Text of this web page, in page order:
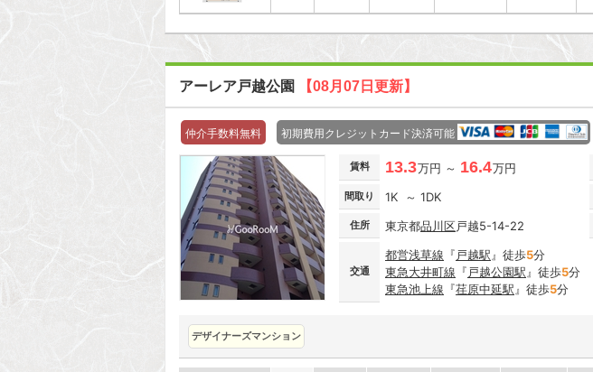
アーレア戸越公園 【08月07日更新】
仲介手数料無料 初期費用クレジットカード決済可能
賃料 13.3万円 ～ 16.4万円
間取り 1K ～ 1DK
住所 東京都品川区戸越5-14-22
交通
都営浅草線 『戸越駅 』徒歩5分
東急大井町線 『戸越公園駅 』徒歩5分
東急池上線 『荏原中延駅 』徒歩5分
デザイナーズマンション